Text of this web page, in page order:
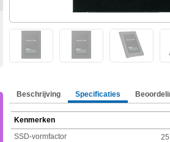
Beschrijving Specificaties
Kenmerken
SSD-vormfactor
25